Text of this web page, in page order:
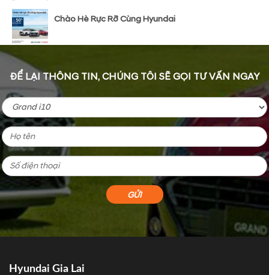
Chào Hè Rực Rỡ Cùng Hyundai
ĐỂ LẠI THÔNG TIN, CHÚNG TÔI SẼ GỌI TƯ VẤN NGAY
Hyundai Gia Lai